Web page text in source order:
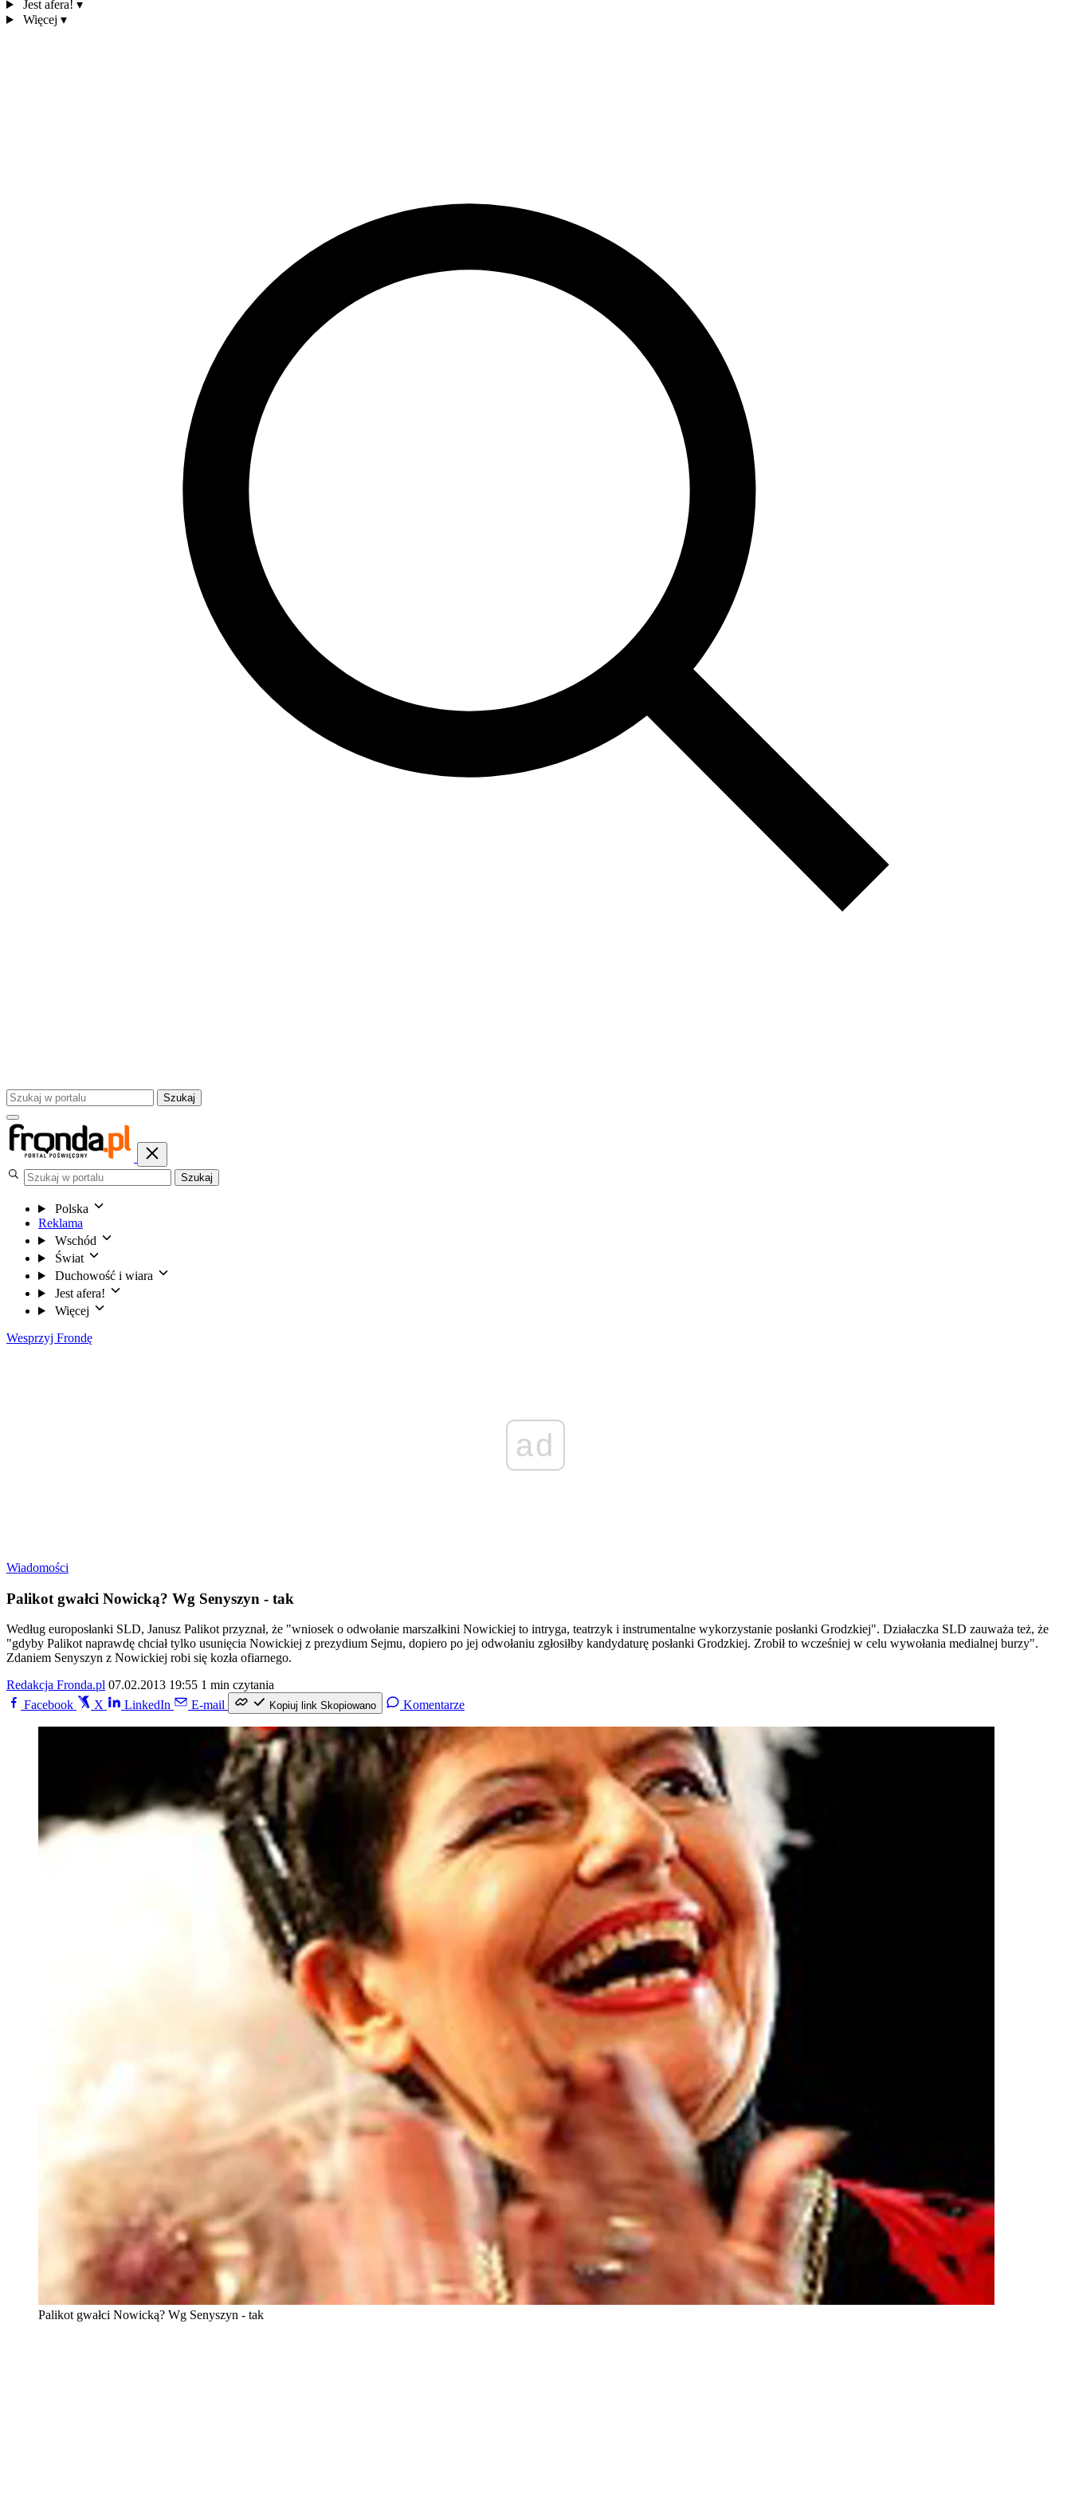
Jest afera! ▾
Więcej ▾
Szukaj
Szukaj
Polska
Reklama
Wschód
Świat
Duchowość i wiara
Jest afera!
Więcej
Wesprzyj Frondę
ad
Wiadomości
Palikot gwałci Nowicką? Wg Senyszyn - tak
Według europosłanki SLD, Janusz Palikot przyznał, że "wniosek o odwołanie marszałkini Nowickiej to intryga, teatrzyk i instrumentalne wykorzystanie posłanki Grodzkiej". Działaczka SLD zauważa też, że
"gdyby Palikot naprawdę chciał tylko usunięcia Nowickiej z prezydium Sejmu, dopiero po jej odwołaniu zgłosiłby kandydaturę posłanki Grodzkiej. Zrobił to wcześniej w celu wywołania medialnej burzy".
Zdaniem Senyszyn z Nowickiej robi się kozła ofiarnego.
Redakcja Fronda.pl 07.02.2013 19:55 1 min czytania
Facebook
X LinkedIn E-mail Kopiuj link Skopiowano Komentarze
Palikot gwałci Nowicką? Wg Senyszyn - tak